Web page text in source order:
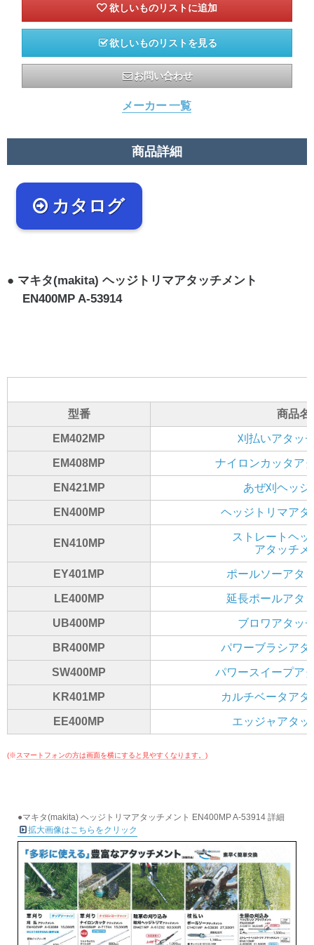
欲しいものリストを見る
お問い合わせ
メーカー 一覧
商品詳細
カタログ
マキタ(makita) ヘッジトリマアタッチメント
EN400MP A-53914
型番 商品名
EM402MP 刈払いアタッ
EM408MP ナイロンカッタア
EN421MP あぜ刈ヘッジ
EN400MP ヘッジトリマアタ
EN410MP
ストレートヘッ
アタッチメ
EY401MP ポールソーアタ
LE400MP 延長ポールアタ
UB400MP ブロワアタッ
BR400MP パワーブラシアタ
SW400MP パワースイープア
KR401MP カルチベータア
EE400MP エッジャアタッ
(※スマートフォンの方は画面を横にすると見やすくなります。 )
●マキタ(makita) ヘッジトリマアタッチメント EN400MP A-53914 詳細
拡大画像はこちらをクリック